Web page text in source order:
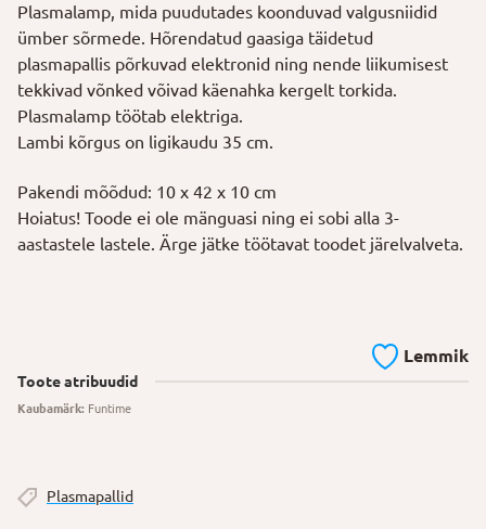
Plasmalamp, mida puudutades koonduvad valgusniidid
ümber sõrmede. Hõrendatud gaasiga täidetud
plasmapallis põrkuvad elektronid ning nende liikumisest
tekkivad võnked võivad käenahka kergelt torkida.
Plasmalamp töötab elektriga.
Lambi kõrgus on ligikaudu 35 cm.
Pakendi mõõdud: 10 x 42 x 10 cm
Hoiatus! Toode ei ole mänguasi ning ei sobi alla 3-
aastastele lastele. Ärge jätke töötavat toodet järelvalveta.
Lemmik
Toote atribuudid
Kaubamärk: Funtime
Plasmapallid